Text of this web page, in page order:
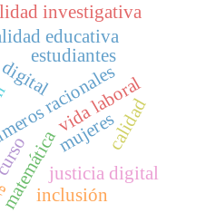
racionales
vida laboral
estudiantes
justicia digital
educativa
mujeres
investigativa
inclusión
calidad